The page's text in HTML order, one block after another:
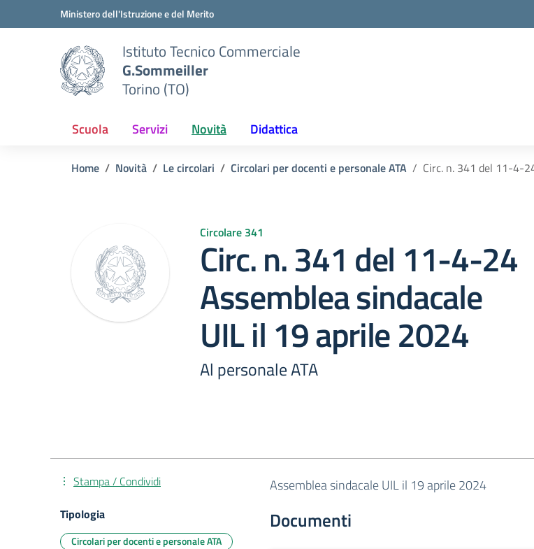
Vai ai contenuti
Vai al menu di navigazioneMinistero dell'Istruzione e del Merito
Istituto Tecnico Commerciale
G.Sommeiller
Torino (TO)
Scuola Servizi Novità Didattica
Home Novità Le circolari Circolari per docenti e personale ATA Circ. n. 341 del 11-4-
Circolare 341
Circ. n. 341 del 11-4-24
Assemblea sindacale
UIL il 19 aprile 2024
Al personale ATA
Assemblea sindacale UIL il 19 aprile 2024
Documenti
Stampa / Condividi
Tipologia
Circolari per docenti e personale ATA